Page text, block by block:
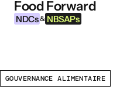
Aller au contenu
Food Forward
NDCs & NBSAPs
INFORMATIONS
GOUVERNANCE ALIMENTAIRE